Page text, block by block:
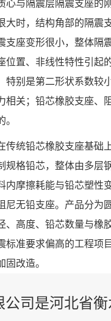
心与隔震层隔震支座的
大时，结构角部的隔震
支座变形很小，整体隔
位置、非线性特性引起
特别是第二形状系数较
相关；铅芯橡胶支座、
传统铅芯橡胶支座基础
规格铅芯，整体由多层
内摩擦耗能与铅芯塑性
尼无铅支座。产品分为
、高度、铅芯数量与橡
标准要求偏高的工程项
改造。
司是河北省